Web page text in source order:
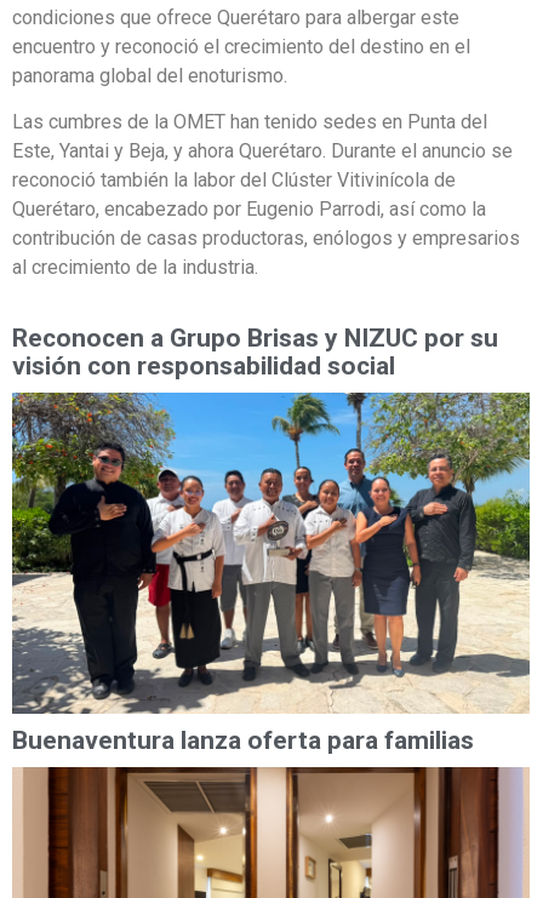
condiciones que ofrece Querétaro para albergar este
encuentro y reconoció el crecimiento del destino en el
panorama global del enoturismo.
Las cumbres de la OMET han tenido sedes en Punta del
Este, Yantai y Beja, y ahora Querétaro. Durante el anuncio se
reconoció también la labor del Clúster Vitivinícola de
Querétaro, encabezado por Eugenio Parrodi, así como la
contribución de casas productoras, enólogos y empresarios
al crecimiento de la industria.
Reconocen a Grupo Brisas y NIZUC por su
visión con responsabilidad social
Buenaventura lanza oferta para familias